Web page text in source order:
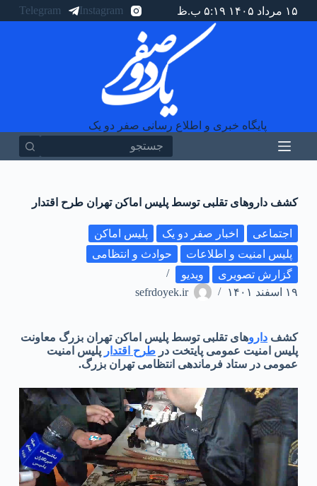
ا
۱۵ مرداد ۱۴۰۵ ۵:۱۹ ب.ظ Instagram
Telegram
پایگاه خبری و اطلاع رسانی صفر دو یک
کشف داروهای تقلبی توسط پلیس اماکن تهران طرح اقتدار
اجتماعی اخبار صفر دو یک
پلیس اماکن
پلیس امنیت و اطلاعات
حوادث و انتظامی
گزارش تصویری
ویدیو
۱۹ اسفند ۱۴۰۱
sefrdoyek.ir
کشف داروهای تقلبی توسط پلیس اماکن تهران بزرگ معاونت
پلیس امنیت عمومی پایتخت در طرح اقتدار پلیس امنیت
عمومی در ستاد فرماندهی انتظامی تهران بزرگ.